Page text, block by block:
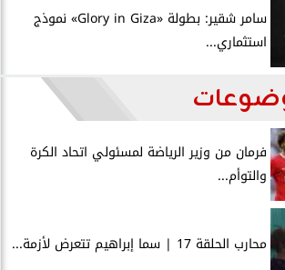
سامر شقير: بطولة «Glory in Giza» نموذج
استثماري...
فرمان من وزير الرياضة لمسئولي اتحاد الكرة
والتوأم...
محارب الحلقة 17 | سما إبراهيم تتعرض لأزمة...